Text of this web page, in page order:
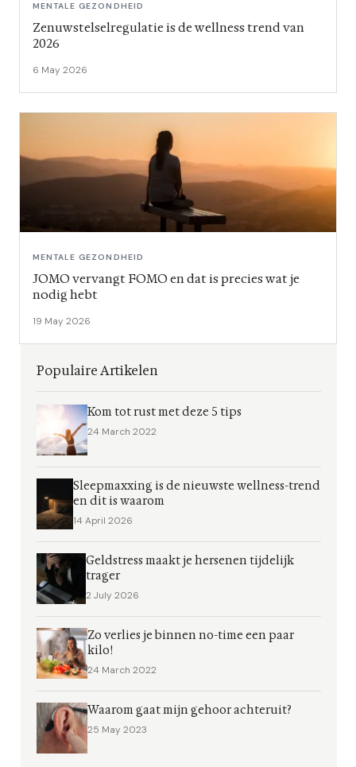
MENTALE GEZONDHEID
Zenuwstelselregulatie is de wellness trend van
2026
6 May 2026
MENTALE GEZONDHEID
JOMO vervangt FOMO en dat is precies wat je
nodig hebt
19 May 2026
Populaire Artikelen
Kom tot rust met deze 5 tips
24 March 2022
Sleepmaxxing is de nieuwste wellness-trend
en dit is waarom
14 April 2026
Geldstress maakt je hersenen tijdelijk
trager
2 July 2026
Zo verlies je binnen no-time een paar
kilo!
24 March 2022
Waarom gaat mijn gehoor achteruit?
25 May 2023